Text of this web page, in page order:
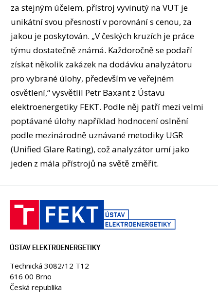
za stejným účelem, přístroj vyvinutý na VUT je
unikátní svou přesností v porovnání s cenou, za
jakou je poskytován. „V českých kruzích je práce
týmu dostatečně známá. Každoročně se podaří
získat několik zakázek na dodávku analyzátoru
pro vybrané úlohy, především ve veřejném
osvětlení,“ vysvětlil Petr Baxant z Ústavu
elektroenergetiky FEKT. Podle něj patří mezi velmi
poptávané úlohy například hodnocení oslnění
podle mezinárodně uznávané metodiky UGR
(Unified Glare Rating), což analyzátor umí jako
jeden z mála přístrojů na světě změřit.
ÚSTAV ELEKTROENERGETIKY
Technická 3082/12 T12
616 00 Brno
Česká republika